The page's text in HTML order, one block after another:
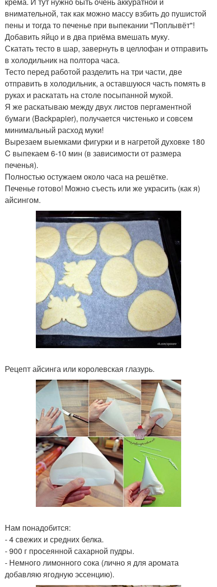
внимательной, так как можно массу взбить до пушистой
пены и тогда то печенье при выпекании "Поплывёт"!
Добавить яйцо и в два приёма вмешать муку.
Скатать тесто в шар, завернуть в целлофан и отправить
в холодильник на полтора часа.
Тесто перед работой разделить на три части, две
отправить в холодильник, а оставшуюся часть помять в
руках и раскатать на столе посыпанной мукой.
Я же раскатываю между двух листов пергаментной
бумаги (Backpapier), получается чистенько и совсем
минимальный расход муки!
Вырезаем выемками фигурки и в нагретой духовке 180
C выпекаем 6-10 мин (в зависимости от размера
печенья).
Полностью остужаем около часа на решётке.
Печенье готово! Можно съесть или же украсить (как я)
айсингом.
Рецепт айсинга или королевская глазурь.
Нам понадобится:
- 4 свежих и средних белка.
- 900 г просеянной сахарной пудры.
- Немного лимонного сока (лично я для аромата
добавляю ягодную эссенцию).